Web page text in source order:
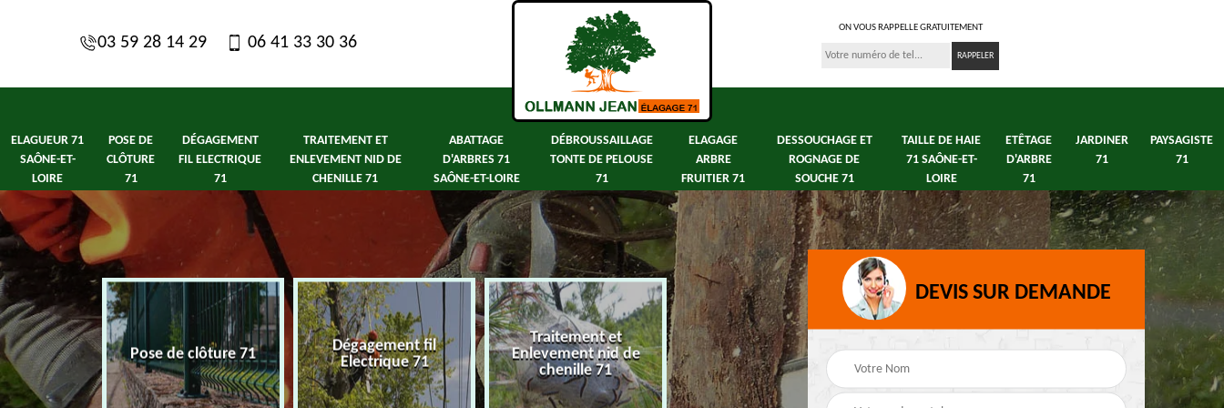
03 59 28 14 29 06 41 33 30 36
ON VOUS RAPPELLE GRATUITEMENT
ELAGUEUR 71
SAÔNE-ET-
LOIRE
POSE DE
CLÔTURE
71
DÉGAGEMENT
FIL ELECTRIQUE
71
TRAITEMENT ET
ENLEVEMENT NID DE
CHENILLE 71
ABATTAGE
D'ARBRES 71
SAÔNE-ET-LOIRE
DÉBROUSSAILLAGE
TONTE DE PELOUSE
71
ELAGAGE
ARBRE
FRUITIER 71
DESSOUCHAGE ET
ROGNAGE DE
SOUCHE 71
TAILLE DE HAIE
71 SAÔNE-ET-
LOIRE
ETÊTAGE
D'ARBRE
71
JARDINER
71
PAYSAGISTE
71
Saône-et-
Pose de clôture 71
Dégagement fil
Electrique 71
Traitement et
Enlevement nid de
chenille 71
Abattage d'arbres 71
Saône-et-Loire
Elagage arbre fruitier
71
DEVIS SUR DEMANDE